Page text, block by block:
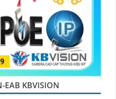
EAB KBVISION